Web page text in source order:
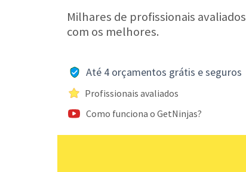
Milhares de profissionais
com os melhores.
Até 4 orçamentos grátis e seguros
Profissionais avaliados
Como funciona o GetNinjas?